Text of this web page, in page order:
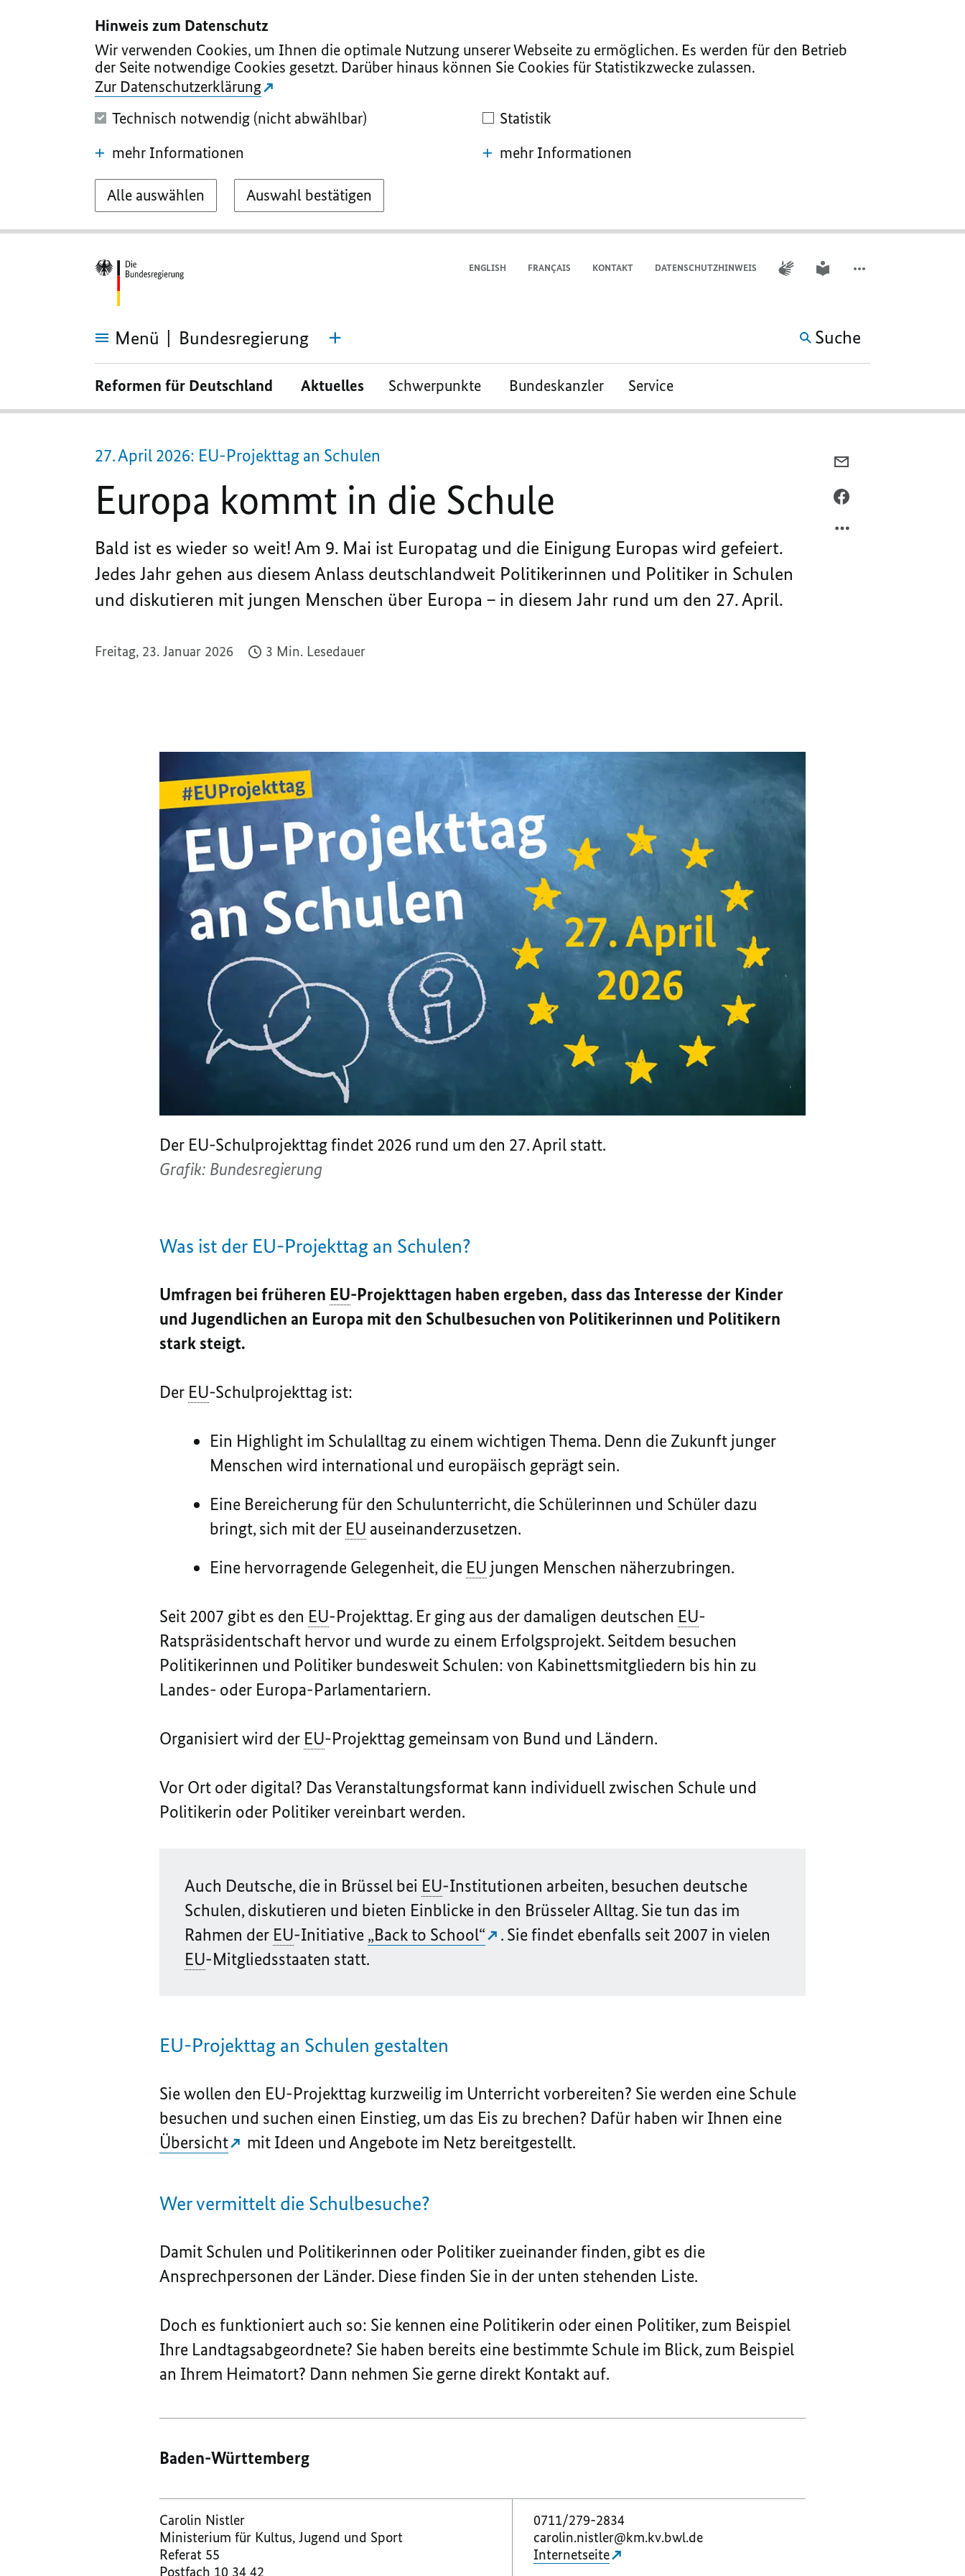
Hinweis zum Datenschutz
Wir verwenden Cookies, um Ihnen die optimale Nutzung unserer Webseite zu ermöglichen. Es werden für den Betrieb
der Seite notwendige Cookies gesetzt. Darüber hinaus können Sie Cookies für Statistikzwecke zulassen.
Zur Datenschutzerklärung
Technisch notwendig (nicht abwählbar)
mehr Informationen
Statistik
mehr Informationen
Alle auswählen Auswahl bestätigen
ENGLISH FRANÇAIS KONTAKT DATENSCHUTZHINWEIS GEBÄRDENSPRACHE
LEICHTE SPRACHE
Menü Bundesregierung Suche
die
Schule
Reformen für Deutschland Aktuelles Schwerpunkte Bundeskanzler Service
27. April 2026: EU-Projekttag an Schulen
Europa kommt in die Schule
Bald ist es wieder so weit! Am 9. Mai ist Europatag und die Einigung Europas wird gefeiert.
Jedes Jahr gehen aus diesem Anlass deutschlandweit Politikerinnen und Politiker in Schulen
und diskutieren mit jungen Menschen über Europa – in diesem Jahr rund um den 27. April.
Freitag, 23. Januar 2026 3 Min. Lesedauer
Der EU-Schulprojekttag findet 2026 rund um den 27. April statt.
Grafik: Bundesregierung
Was ist der EU-Projekttag an Schulen?
Umfragen bei früheren EU-Projekttagen haben ergeben, dass das Interesse der Kinder
und Jugendlichen an Europa mit den Schulbesuchen von Politikerinnen und Politikern
stark steigt.
Der EU-Schulprojekttag ist:
Ein Highlight im Schulalltag zu einem wichtigen Thema. Denn die Zukunft junger
Menschen wird international und europäisch geprägt sein.
Eine Bereicherung für den Schulunterricht, die Schülerinnen und Schüler dazu
bringt, sich mit der EU auseinanderzusetzen.
Eine hervorragende Gelegenheit, die EU jungen Menschen näherzubringen.
Seit 2007 gibt es den EU-Projekttag. Er ging aus der damaligen deutschen EU-
Ratspräsidentschaft hervor und wurde zu einem Erfolgsprojekt. Seitdem besuchen
Politikerinnen und Politiker bundesweit Schulen: von Kabinettsmitgliedern bis hin zu
Landes- oder Europa-Parlamentariern.
Organisiert wird der EU-Projekttag gemeinsam von Bund und Ländern.
Vor Ort oder digital? Das Veranstaltungsformat kann individuell zwischen Schule und
Politikerin oder Politiker vereinbart werden.
Auch Deutsche, die in Brüssel bei EU-Institutionen arbeiten, besuchen deutsche
Schulen, diskutieren und bieten Einblicke in den Brüsseler Alltag. Sie tun das im
Rahmen der EU-Initiative „Back to School“
. Sie findet ebenfalls seit 2007 in vielen
EU-Mitgliedsstaaten statt.
EU-Projekttag an Schulen gestalten
Sie wollen den EU-Projekttag kurzweilig im Unterricht vorbereiten? Sie werden eine Schule
besuchen und suchen einen Einstieg, um das Eis zu brechen? Dafür haben wir Ihnen eine
Übersicht
mit Ideen und Angebote im Netz bereitgestellt.
Wer vermittelt die Schulbesuche?
Damit Schulen und Politikerinnen oder Politiker zueinander finden, gibt es die
Ansprechpersonen der Länder. Diese finden Sie in der unten stehenden Liste.
Doch es funktioniert auch so: Sie kennen eine Politikerin oder einen Politiker, zum Beispiel
Ihre Landtagsabgeordnete? Sie haben bereits eine bestimmte Schule im Blick, zum Beispiel
an Ihrem Heimatort? Dann nehmen Sie gerne direkt Kontakt auf.
Baden-Württemberg
Carolin Nistler
Ministerium für Kultus, Jugend und Sport
Referat 55
Postfach 10 34 42
0711/279-2834
carolin.nistler@km.kv.bwl.de
Internetseite